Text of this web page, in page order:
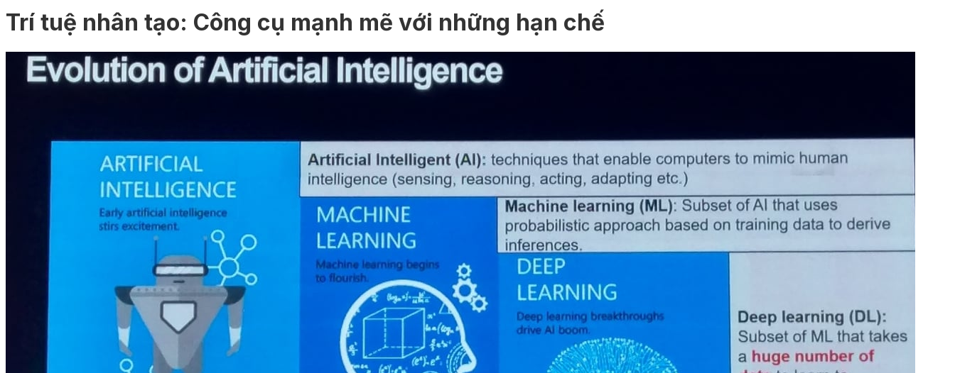
Trí tuệ nhân tạo: Công cụ mạnh mẽ với những hạn chế